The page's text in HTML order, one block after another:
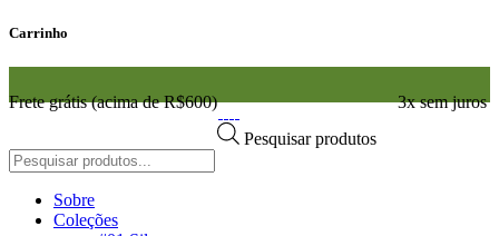
Carrinho
Frete grátis (acima de R$600)
3x sem juros
Pesquisar produtos
Sobre
Coleções